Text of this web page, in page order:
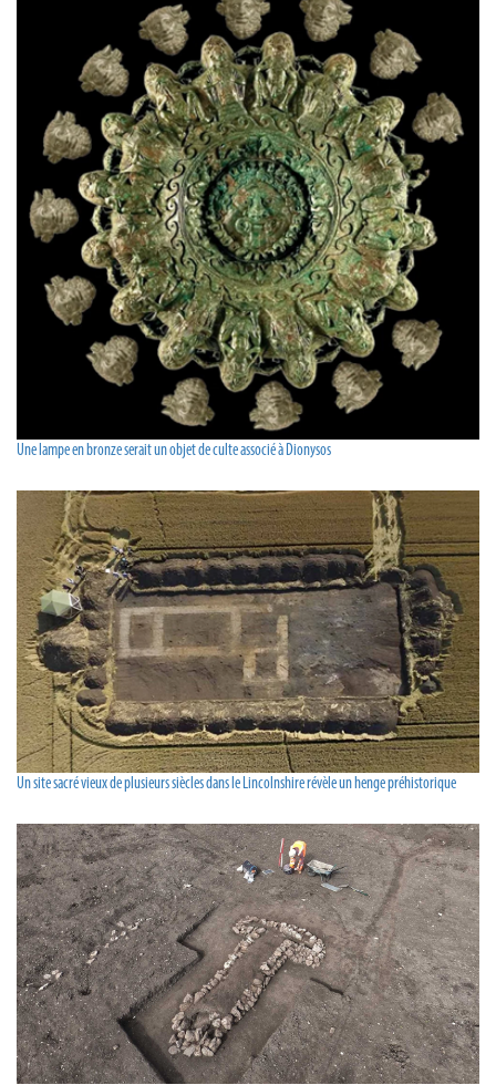
Une lampe en bronze serait un objet de culte associé à Dionysos
Un site sacré vieux de plusieurs siècles dans le Lincolnshire révèle un henge préhistorique